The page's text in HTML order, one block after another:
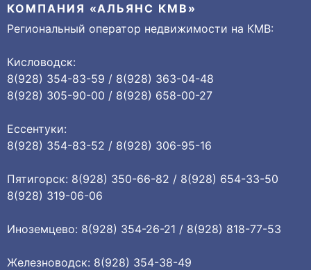
КОМПАНИЯ «АЛЬЯНС КМВ»
Региональный оператор недвижимости на КМВ:
Кисловодск:
8(928) 354-83-59 / 8(928) 363-04-48
8(928) 305-90-00 / 8(928) 658-00-27
Ессентуки:
8(928) 354-83-52 / 8(928) 306-95-16
Пятигорск: 8(928) 350-66-82 / 8(928) 654-33-50
8(928) 319-06-06
Иноземцево: 8(928) 354-26-21 / 8(928) 818-77-53
Железноводск: 8(928) 354-38-49